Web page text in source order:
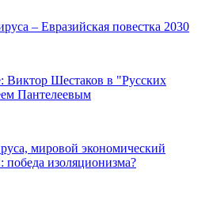
– Евразийская повестка 2030
Виктор Шестаков в "Русских
Пантелеевым
мировой экономический
изоляционизма?